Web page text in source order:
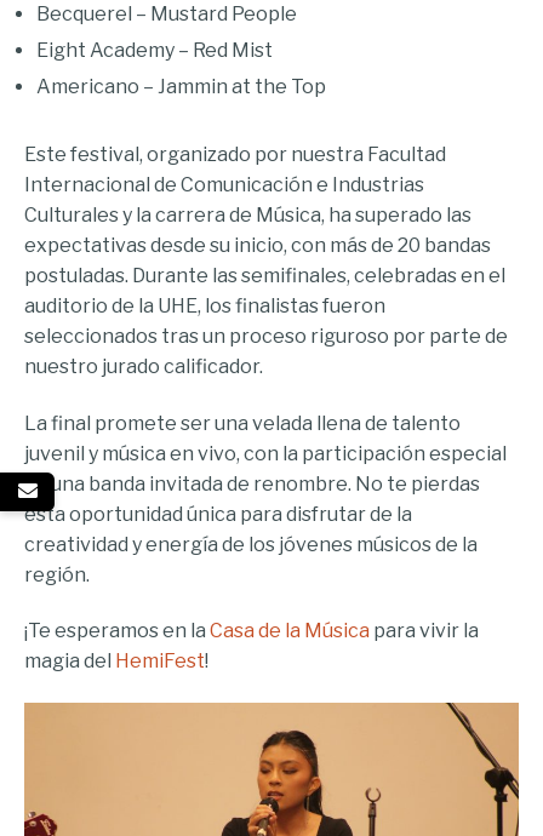
Becquerel – Mustard People
Eight Academy – Red Mist
Americano – Jammin at the Top
Este festival, organizado por nuestra Facultad
Internacional de Comunicación e Industrias
Culturales y la carrera de Música, ha superado las
expectativas desde su inicio, con más de 20 bandas
postuladas. Durante las semifinales, celebradas en el
auditorio de la UHE, los finalistas fueron
seleccionados tras un proceso riguroso por parte de
nuestro jurado calificador.
La final promete ser una velada llena de talento
juvenil y música en vivo, con la participación especial
de una banda invitada de renombre. No te pierdas
esta oportunidad única para disfrutar de la
creatividad y energía de los jóvenes músicos de la
región.
¡Te esperamos en la Casa de la Música para vivir la
magia del HemiFest!